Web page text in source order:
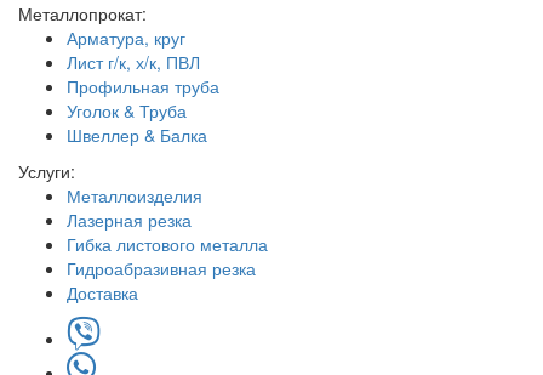
Металлопрокат:
Арматура, круг
Лист г/к, х/к, ПВЛ
Профильная труба
Уголок & Труба
Швеллер & Балка
Услуги:
Металлоизделия
Лазерная резка
Гибка листового металла
Гидроабразивная резка
Доставка